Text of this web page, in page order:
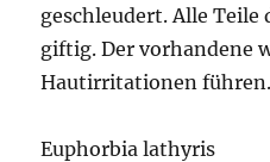
geschleudert. Alle Teile
giftig. Der vorhandene
Hautirritationen führen.
Euphorbia lathyris